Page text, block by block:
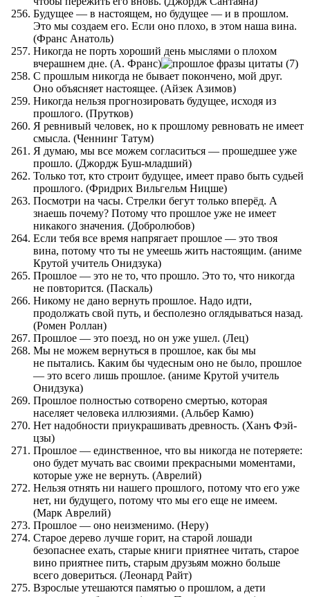
Будущее — в настоящем, но будущее — и в прошлом.
Это мы создаем его. Если оно плохо, в этом наша вина.
(Франс Анатоль)
Никогда не порть хороший день мыслями о плохом
вчерашнем дне. (А. Франс)
С прошлым никогда не бывает покончено, мой друг.
Оно объясняет настоящее. (Айзек Азимов)
Никогда нельзя прогнозировать будущее, исходя из
прошлого. (Прутков)
Я ревнивый человек, но к прошлому ревновать не имеет
смысла. (Ченнинг Татум)
Я думаю, мы все можем согласиться — прошедшее уже
прошло. (Джордж Буш-младший)
Только тот, кто строит будущее, имеет право быть судьей
прошлого. (Фридрих Вильгельм Ницше)
Посмотри на часы. Стрелки бегут только вперёд. А
знаешь почему? Потому что прошлое уже не имеет
никакого значения. (Добролюбов)
Если тебя все время напрягает прошлое — это твоя
вина, потому что ты не умеешь жить настоящим. (аниме
Крутой учитель Онидзука)
Прошлое — это не то, что прошло. Это то, что никогда
не повторится. (Паскаль)
Никому не дано вернуть прошлое. Надо идти,
продолжать свой путь, и бесполезно оглядываться назад.
(Ромен Роллан)
Прошлое — это поезд, но он уже ушел. (Лец)
Мы не можем вернуться в прошлое, как бы мы
не пытались. Каким бы чудесным оно не было, прошлое
— это всего лишь прошлое. (аниме Крутой учитель
Онидзука)
Прошлое полностью сотворено смертью, которая
населяет человека иллюзиями. (Альбер Камю)
Нет надобности приукрашивать древность. (Ханъ Фэй-
цзы)
Прошлое — единственное, что вы никогда не потеряете:
оно будет мучать вас своими прекрасными моментами,
которые уже не вернуть. (Аврелий)
Нельзя отнять ни нашего прошлого, потому что его уже
нет, ни будущего, потому что мы его еще не имеем.
(Марк Аврелий)
Прошлое — оно неизменимо. (Неру)
Старое дерево лучше горит, на старой лошади
безопаснее ехать, старые книги приятнее читать, старое
вино приятнее пить, старым друзьям можно больше
всего довериться. (Леонард Райт)
Взрослые утешаются памятью о прошлом, а дети